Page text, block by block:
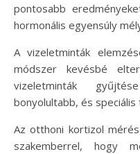
pontosabb
hormonális egyensúly
A vizeletminták
módszer kevésbé
vizeletminták
bonyolultabb, és
Az otthoni kortizol
szakemberrel, hogy